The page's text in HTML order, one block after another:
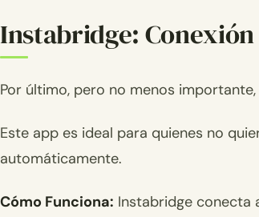
Instabridge:
Por último, pero no menos
Este app es ideal para quienes no
automáticamente.
Cómo Funciona: Instabridge conecta